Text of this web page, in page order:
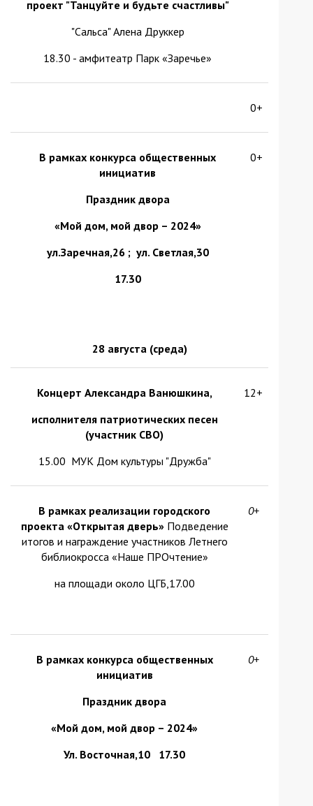
проект "Танцуйте и будьте счастливы"
"Сальса" Алена Друккер
18.30 - амфитеатр Парк «Заречье»
0+
В рамках конкурса общественных
инициатив
Праздник двора
«Мой дом, мой двор – 2024»
ул.Заречная,26 ; ул. Светлая,30
17.30
0+
28 августа (среда)
Концерт Александра Ванюшкина,
исполнителя патриотических песен
(участник СВО)
15.00 МУК Дом культуры "Дружба"
12+
В рамках реализации городского
проекта «Открытая дверь» Подведение
итогов и награждение участников Летнего
библиокросса «Наше ПРОчтение»
на площади около ЦГБ,17.00
0+
В рамках конкурса общественных
инициатив
Праздник двора
«Мой дом, мой двор – 2024»
Ул. Восточная,10 17.30
0+